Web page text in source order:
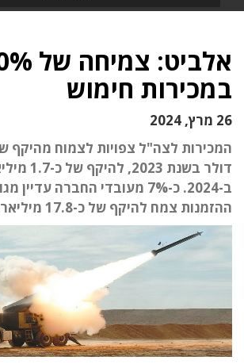
אלביט:
במכירות חימוש
26 מרץ, 2024
דולר בשנת
ב-2024. כ-7% מעובדי החברה
ההזמנות צמח להיקף של כ-17.8 מיליארד דולר